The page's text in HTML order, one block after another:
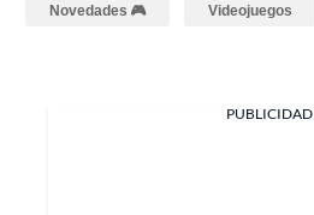
Novedades 🎮 Videojuegos
PUBLICIDAD